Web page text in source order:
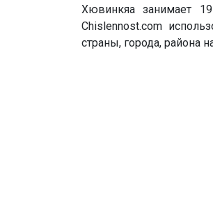
Хювинкяа занимает
Chislennost.com
страны, города, района